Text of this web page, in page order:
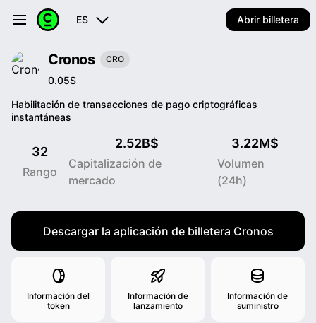
ES Abrir billetera
Cronos CRO
0.05$
Habilitación de transacciones de pago criptográficas
instantáneas
32
Rango
2.52B$
Capitalización de
mercado
3.22M$
Volumen
(24h)
Descargar la aplicación de billetera Cronos
Información del
token
Información de
lanzamiento
Información de
suministro